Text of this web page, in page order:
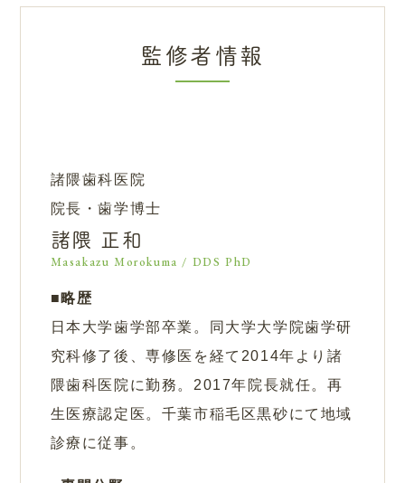
監修者情報
諸隈歯科医院
院長・歯学博士
諸隈 正和
Masakazu Morokuma / DDS PhD
略歴
日本大学歯学部卒業。同大学大学院歯学研
究科修了後、専修医を経て2014年より諸
隈歯科医院に勤務。2017年院長就任。再
生医療認定医。千葉市稲毛区黒砂にて地域
診療に従事。